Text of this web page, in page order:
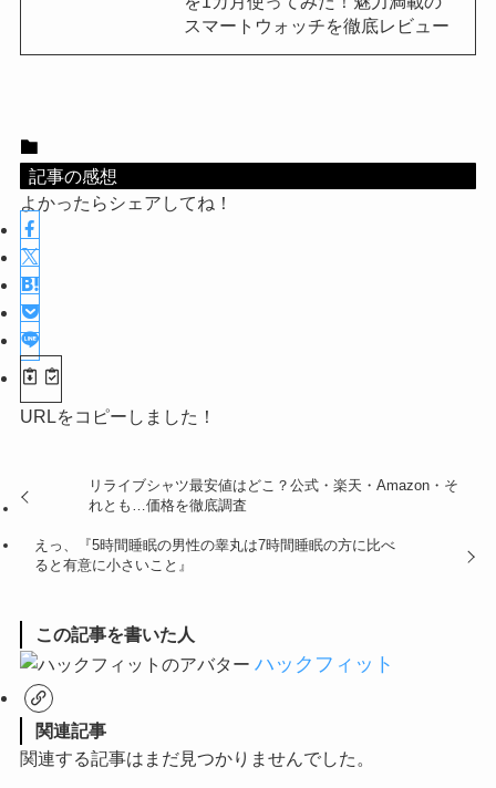
スマートウォッチを徹底レビュー
記事の感想
よかったらシェアしてね！
URLをコピーしました！
リライブシャツ最安値はどこ？公式・楽天・Amazon・そ
れとも…価格を徹底調査
えっ、『5時間睡眠の男性の睾丸は7時間睡眠の方に比べ
ると有意に小さいこと』
この記事を書いた人
ハックフィット
関連記事
関連する記事はまだ見つかりませんでした。